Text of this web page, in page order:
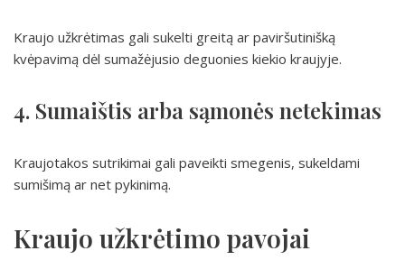
Kraujo užkrėtimas gali sukelti greitą ar paviršutinišką
kvėpavimą dėl sumažėjusio deguonies kiekio kraujyje.
4. Sumaištis arba sąmonės netekimas
Kraujotakos sutrikimai gali paveikti smegenis, sukeldami
sumišimą ar net pykinimą.
Kraujo užkrėtimo pavojai